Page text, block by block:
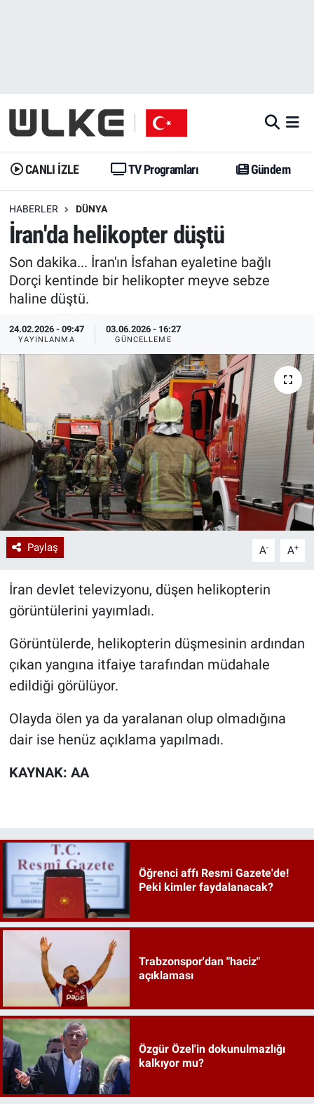
CANLI İZLE TV Programları Gündem
HABERLER DÜNYA
İran'da helikopter düştü
Son dakika... İran'ın İsfahan eyaletine bağlı
Dorçi kentinde bir helikopter meyve sebze
haline düştü.
24.02.2026 - 09:47
YAYINLANMA
03.06.2026 - 16:27
GÜNCELLEME
Paylaş A- A+
İran devlet televizyonu, düşen helikopterin
görüntülerini yayımladı.
Görüntülerde, helikopterin düşmesinin ardından
çıkan yangına itfaiye tarafından müdahale
edildiği görülüyor.
Olayda ölen ya da yaralanan olup olmadığına
dair ise henüz açıklama yapılmadı.
KAYNAK: AA
Öğrenci affı Resmi Gazete'de!
Peki kimler faydalanacak?
Trabzonspor'dan "haciz"
açıklaması
Özgür Özel'in dokunulmazlığı
kalkıyor mu?
Gündem
Dünya
Erişim Bilgileri
Ekonomi
Trend
Özel Haberler
Gündem
Trend
Erişim Bilgileri
Spor
Ekonomi
Dünya
Özel Haberler
Kadın
Erişim Bilgileri
Sağlık
Teknoloji
Ramazan
İstanbul Namaz Vakitleri
Trafik Durumu
Erişim Bilgileri
Tüm Manşetler
Son Dakika Haberleri
Haber Arşivi